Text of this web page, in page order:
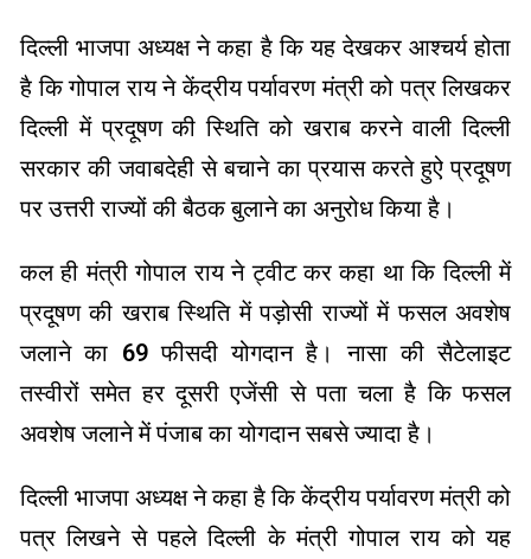
दिल्ली भाजपा अध्यक्ष ने कहा है कि यह देखकर आश्चर्य होता
है कि गोपाल राय ने केंद्रीय पर्यावरण मंत्री को पत्र लिखकर
दिल्ली में प्रदूषण की स्थिति को खराब करने वाली दिल्ली
सरकार की जवाबदेही से बचाने का प्रयास करते हुऐ प्रदूषण
पर उत्तरी राज्यों की बैठक बुलाने का अनुरोध किया है।
कल ही मंत्री गोपाल राय ने ट्वीट कर कहा था कि दिल्ली में
प्रदूषण की खराब स्थिति में पड़ोसी राज्यों में फसल अवशेष
जलाने का 69 फीसदी योगदान है। नासा की सैटेलाइट
तस्वीरों समेत हर दूसरी एजेंसी से पता चला है कि फसल
अवशेष जलाने में पंजाब का योगदान सबसे ज्यादा है।
दिल्ली भाजपा अध्यक्ष ने कहा है कि केंद्रीय पर्यावरण मंत्री को
पत्र लिखने से पहले दिल्ली के मंत्री गोपाल राय को यह